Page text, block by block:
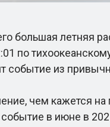
большая летняя
по
событие из
чем кажется на
в июне в